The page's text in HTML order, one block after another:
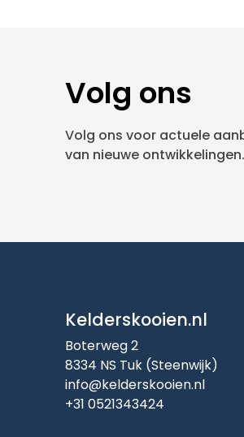
Volg ons
Volg ons voor actuele
van nieuwe ontwikkelingen.
Kelderskooien.nl
Boterweg 2
8334 NS Tuk (Steenwijk)
info@kelderskooien.nl
+31 0521343424